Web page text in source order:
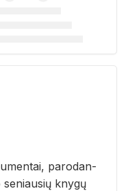
pa­ro­dan­
kny­gų